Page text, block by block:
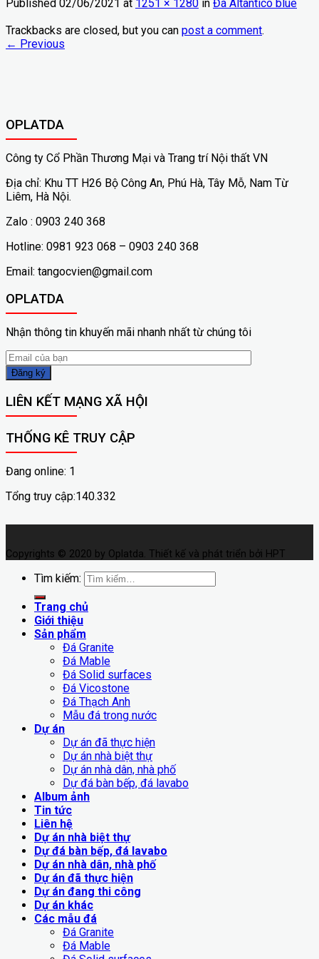
Published 02/06/2021 at 1251 × 1280 in Đá Altantico blue
Trackbacks are closed, but you can post a comment.
← Previous
OPLATDA
Công ty Cổ Phần Thương Mại và Trang trí Nội thất VN
Địa chỉ: Khu TT H26 Bộ Công An, Phú Hà, Tây Mỗ, Nam Từ
Liêm, Hà Nội.
Zalo : 0903 240 368
Hotline: 0981 923 068 – 0903 240 368
Email: tangocvien@gmail.com
OPLATDA
Nhận thông tin khuyến mãi nhanh nhất từ chúng tôi
LIÊN KẾT MẠNG XÃ HỘI
THỐNG KÊ TRUY CẬP
Đang online: 1
Tổng truy cập:140.332
Copyrights © 2020 by Oplatda. Thiết kế và phát triển bởi HPT
Tìm kiếm:
Trang chủ
Giới thiệu
Sản phẩm
Đá Granite
Đá Mable
Đá Solid surfaces
Đá Vicostone
Đá Thạch Anh
Mẫu đá trong nước
Dự án
Dự án đã thực hiện
Dự án nhà biệt thự
Dự án nhà dân, nhà phố
Dự đá bàn bếp, đá lavabo
Album ảnh
Tin tức
Liên hệ
Dự án nhà biệt thự
Dự đá bàn bếp, đá lavabo
Dự án nhà dân, nhà phố
Dự án đã thực hiện
Dự án đang thi công
Dự án khác
Các mẫu đá
Đá Granite
Đá Mable